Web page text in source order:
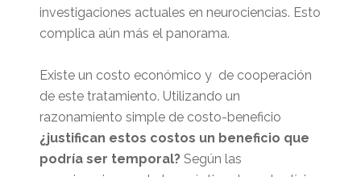
investigaciones actuales en neurociencias. Esto
complica aún más el panorama.
Existe un costo económico y de cooperación
de este tratamiento. Utilizando un
razonamiento simple de costo-beneficio
¿justifican estos costos un beneficio que
podría ser temporal? Según las